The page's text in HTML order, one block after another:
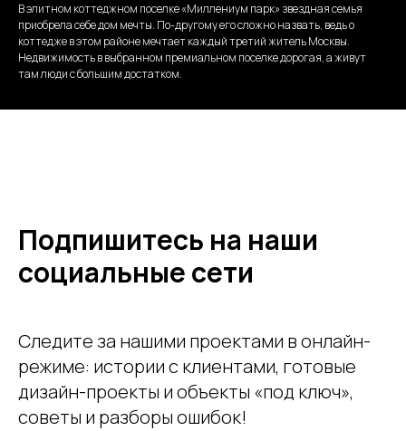
В элитном коттеджном поселке «Миллениум парк» звездная семья
приобрела себе дом мечты. По-другому его сложно назвать, ведь о
коттедже в этом районе мечтает каждый третий житель Москвы.
Недвижимость в выбранном премиальном поселке дорогая, а живут
там люди с большим достатком.
Подпишитесь на наши
социальные сети
Следите за нашими проектами в онлайн-
режиме: истории с клиентами, готовые
дизайн-проекты и объекты «под ключ» ,
советы и разборы ошибок!